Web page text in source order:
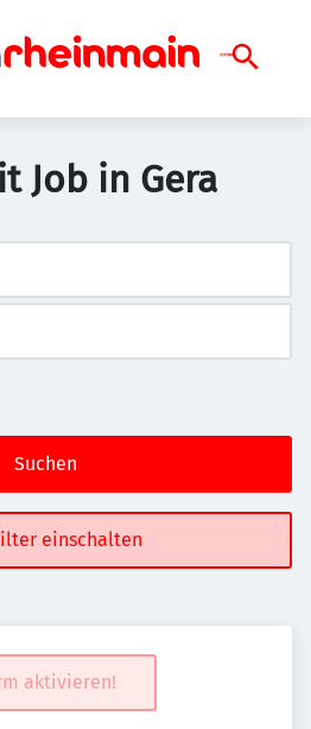
Job in Gera
Suchen
einschalten
aktivieren!